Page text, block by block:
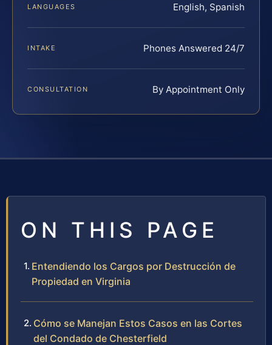
LANGUAGES English, Spanish
INTAKE Phones Answered 24/7
CONSULTATION By Appointment Only
ON THIS PAGE
Entendiendo los Cargos por Destrucción de
Propiedad en Virginia
Cómo se Manejan Estos Casos en las Cortes
del Condado de Chesterfield